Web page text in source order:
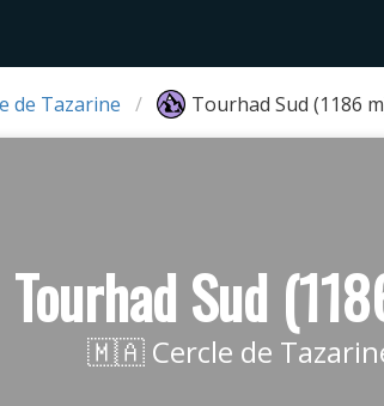
de Tazarine Tourhad Sud (1186
Tourhad Sud
🇲🇦 Cercle de